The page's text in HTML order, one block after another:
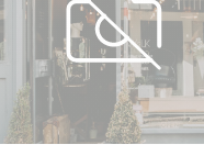
selon le projet
avec des prestations
future, notamment une
prévues selon la notice
100 € TVA : 20 % Livraison
Adresse : 249 rue du Jardin